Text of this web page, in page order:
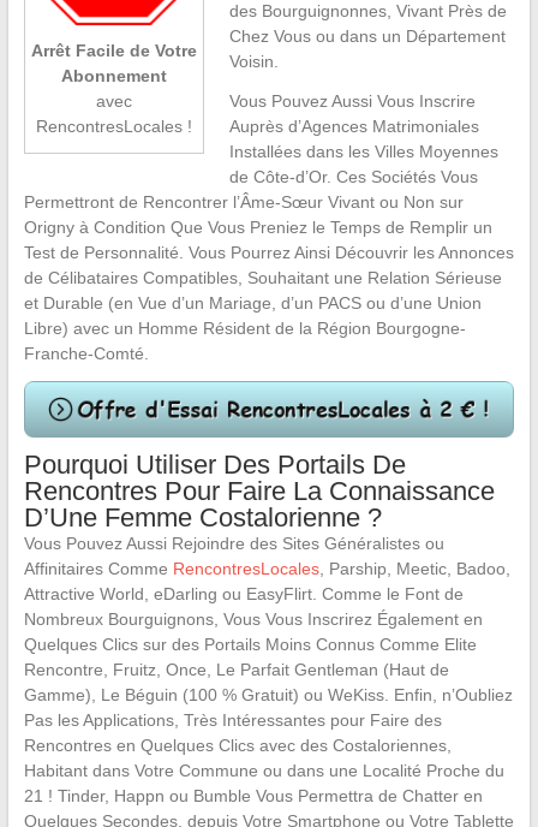
Arrêt Facile de Votre
Abonnement
avec
RencontresLocales !
des Bourguignonnes, Vivant Près de
Chez Vous ou dans un Département
Voisin.
Vous Pouvez Aussi Vous Inscrire
Auprès d’Agences Matrimoniales
Installées dans les Villes Moyennes
de Côte-d’Or. Ces Sociétés Vous
Permettront de Rencontrer l’Âme-Sœur Vivant ou Non sur
Origny à Condition Que Vous Preniez le Temps de Remplir un
Test de Personnalité. Vous Pourrez Ainsi Découvrir les Annonces
de Célibataires Compatibles, Souhaitant une Relation Sérieuse
et Durable (en Vue d’un Mariage, d’un PACS ou d’une Union
Libre) avec un Homme Résident de la Région Bourgogne-
Franche-Comté.
Pourquoi Utiliser Des Portails De
Rencontres Pour Faire La Connaissance
D’Une Femme Costalorienne ?
Vous Pouvez Aussi Rejoindre des Sites Généralistes ou
Affinitaires Comme RencontresLocales, Parship, Meetic, Badoo,
Attractive World, eDarling ou EasyFlirt. Comme le Font de
Nombreux Bourguignons, Vous Vous Inscrirez Également en
Quelques Clics sur des Portails Moins Connus Comme Elite
Rencontre, Fruitz, Once, Le Parfait Gentleman (Haut de
Gamme), Le Béguin (100 % Gratuit) ou WeKiss. Enfin, n’Oubliez
Pas les Applications, Très Intéressantes pour Faire des
Rencontres en Quelques Clics avec des Costaloriennes,
Habitant dans Votre Commune ou dans une Localité Proche du
21 ! Tinder, Happn ou Bumble Vous Permettra de Chatter en
Quelques Secondes, depuis Votre Smartphone ou Votre Tablette